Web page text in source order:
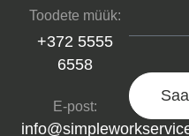
Toodete müük:
+372 5555
6558
E-post: